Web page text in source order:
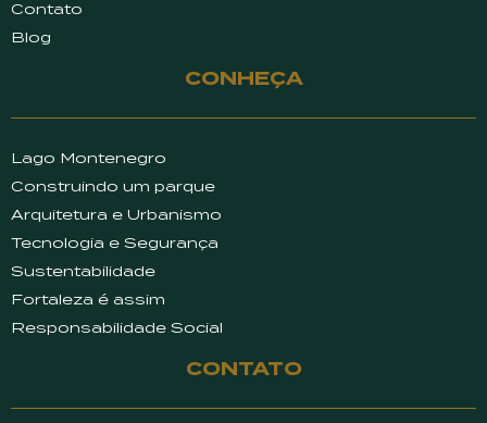
Contato
Blog
CONHEÇA
Lago Montenegro
Construindo um parque
Arquitetura e Urbanismo
Tecnologia e Segurança
Sustentabilidade
Fortaleza é assim
Responsabilidade Social
CONTATO